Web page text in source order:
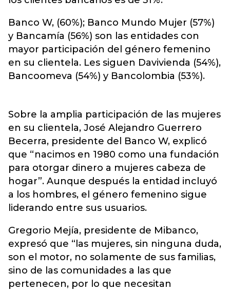
Banco W, (60%); Banco Mundo Mujer (57%)
y Bancamía (56%) son las entidades con
mayor participación del género femenino
en su clientela. Les siguen Davivienda (54%),
Bancoomeva (54%) y Bancolombia (53%).
Sobre la amplia participación de las mujeres
en su clientela, José Alejandro Guerrero
Becerra, presidente del Banco W, explicó
que “nacimos en 1980 como una fundación
para otorgar dinero a mujeres cabeza de
hogar”. Aunque después la entidad incluyó
a los hombres, el género femenino sigue
liderando entre sus usuarios.
Gregorio Mejía, presidente de Mibanco,
expresó que “las mujeres, sin ninguna duda,
son el motor, no solamente de sus familias,
sino de las comunidades a las que
pertenecen, por lo que necesitan